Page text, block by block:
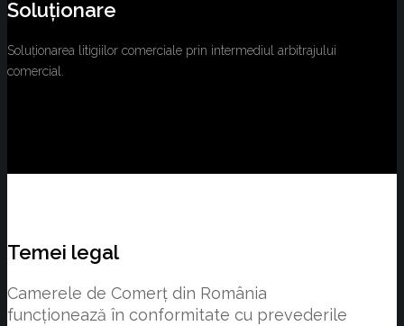
Soluționare
Soluționarea litigiilor comerciale prin intermediul arbitrajului
comercial.
Temei legal
Camerele de Comerț din România
funcționează în conformitate cu prevederile